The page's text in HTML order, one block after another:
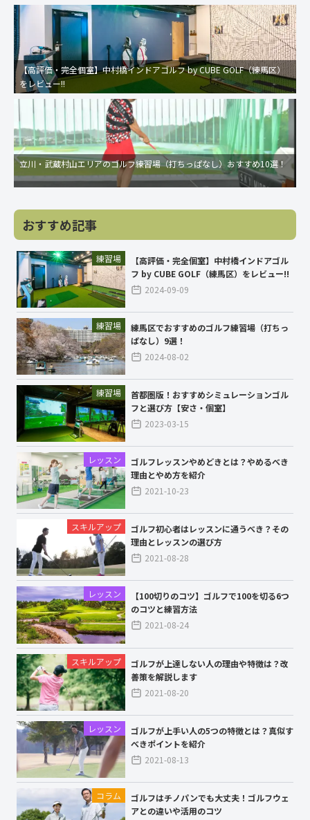
【高評価・完全個室】中村橋インドアゴルフ by CUBE GOLF（練馬区）
をレビュー!!
立川・武蔵村山エリアのゴルフ練習場（打ちっぱなし）おすすめ10選！
おすすめ記事
練習場
【高評価・完全個室】中村橋インドアゴル
フ by CUBE GOLF（練馬区）をレビュー!!
2024-09-09
練習場
練馬区でおすすめのゴルフ練習場（打ちっ
ぱなし）9選！
2024-08-02
練習場
首都圏版！おすすめシミュレーションゴル
フと選び方【安さ・個室】
2023-03-15
レッスン
ゴルフレッスンやめどきとは？やめるべき
理由とやめ方を紹介
2021-10-23
スキルアップ
ゴルフ初心者はレッスンに通うべき？その
理由とレッスンの選び方
2021-08-28
レッスン
【100切りのコツ】ゴルフで100を切る6つ
のコツと練習方法
2021-08-24
スキルアップ
ゴルフが上達しない人の理由や特徴は？改
善策を解説します
2021-08-20
レッスン
ゴルフが上手い人の5つの特徴とは？真似す
べきポイントを紹介
2021-08-13
コラム
ゴルフはチノパンでも大丈夫！ゴルフウェ
アとの違いや活用のコツ